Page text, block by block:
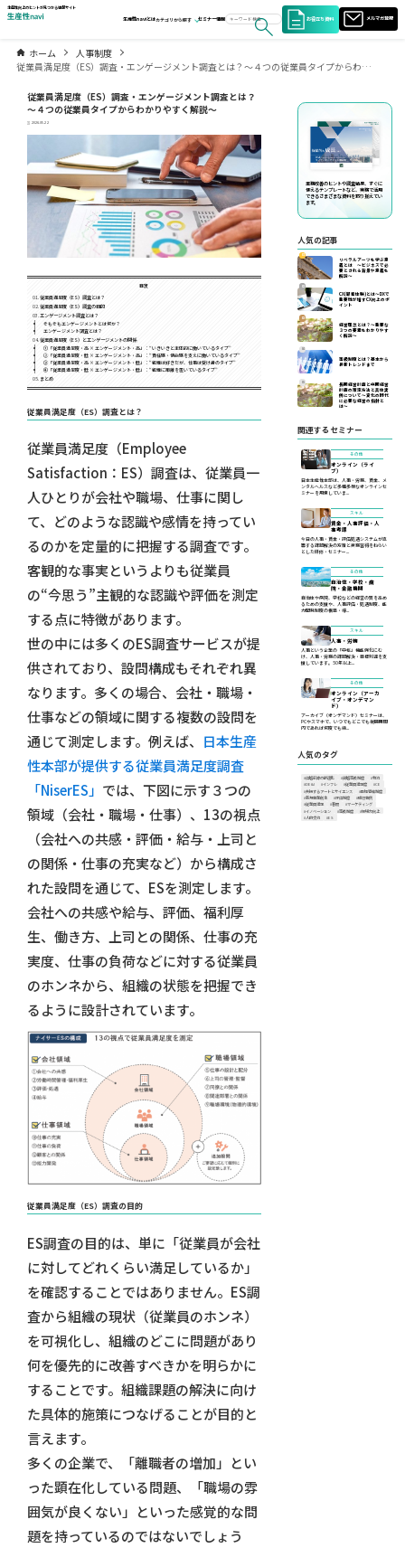
生産性向上のヒントが見つかる情報サイト
生産性naviとはカテゴリから探す セミナー情報 お役立ち資料 メルマガ登録
ホーム
人事制度
従業員満足度（ES）調査・エンゲージメント調査とは？～４つの従業員タイプからわかりやすく解説～
従業員満足度（ES）調査・エンゲージメント調査とは？
～４つの従業員タイプからわかりやすく解説～
2026.05.22
目次
従業員満足度（ES）調査とは？
従業員満足度（ES）調査の目的
エンゲージメント調査とは？
そもそもエンゲージメントとは何か？
エンゲージメント調査とは？
従業員満足度（ES）とエンゲージメントの関係
①「従業員満足度・高 × エンゲージメント・高」：“いきいきと主体的に働いているタイプ”
②「従業員満足度・低 × エンゲージメント・高」：“責任感・使命感を支えに働いているタイプ”
③「従業員満足度・高 × エンゲージメント・低」：“組織は好きだが、仕事は受け身のタイプ”
④「従業員満足度・低 × エンゲージメント・低」：“組織に距離を置いているタイプ”
まとめ
従業員満足度（ES）調査とは？
従業員満足度（Employee
Satisfaction：ES）調査は、従業員一
人ひとりが会社や職場、仕事に関し
て、どのような認識や感情を持ってい
るのかを定量的に把握する調査です。
客観的な事実というよりも従業員
の“今思う”主観的な認識や評価を測定
する点に特徴があります。
世の中には多くのES調査サービスが提
供されており、設問構成もそれぞれ異
なります。多くの場合、会社・職場・
仕事などの領域に関する複数の設問を
通じて測定します。例えば、 日本生産
性本部が提供する従業員満足度調査
「NiserES」 では、下図に示す３つの
領域（会社・職場・仕事）、13の視点
（会社への共感・評価・給与・上司と
の関係・仕事の充実など）から構成さ
れた設問を通じて、ESを測定します。
会社への共感や給与、評価、福利厚
生、働き方、上司との関係、仕事の充
実度、仕事の負荷などに対する従業員
のホンネから、組織の状態を把握でき
るように設計されています。
従業員満足度（ES）調査の目的
ES調査の目的は、単に「従業員が会社
に対してどれくらい満足しているか」
を確認することではありません。ES調
査から組織の現状（従業員のホンネ）
を可視化し、組織のどこに問題があり
何を優先的に改善すべきかを明らかに
することです。組織課題の解決に向け
た具体的施策につなげることが目的と
言えます。
多くの企業で、「離職者の増加」とい
った顕在化している問題、「職場の雰
囲気が良くない」といった感覚的な問
題を持っているのではないでしょう
業務改善のヒントや調査結果、すぐに
使えるテンプレートなど、実務で活用
できるさまざまな資料を取り揃えてい
ます。
人気の記事
01
リベラルアーツを学ぶ意
義とは ～ビジネスで必
要とされる背景や意義を
解説～
02
CX(顧客体験)とは～DXで
重要性が増すCX向上のポ
イント
03
経営理念とは？～重要な
３つの要素をわかりやす
く解説～
等級制度とは？基本から
最新トレンドまで
05
長期経営計画と中期経営
計画の策定方法と具体実
例について〜変化の時代
に必要な経営の指針と
は〜
関連するセミナー
その他
オンライン（ライ
ブ）
日本生産性本部は、人事・労務、賃金、メ
ンタルヘルスなど多種多様なオンラインセ
ミナーを用意していま...
スキル
賃金・人事評価・人
事考課
今日の人事・賃金・評価処遇システムが直
面する課題解決の方策と実務習得をねらい
とした研修・セミナー...
その他
自治体・学校・病
院・金融機関
自治体や病院、学校などの経営の質を高め
るための支援や、人事評価・処遇制度、能
力開発制度の構築・導...
スキル
人事・労務
人事という企業の「中枢」機能強化にむ
け、人事・労務の課題解決・目標到達を支
援しています。50年以上...
その他
オンライン（アーカ
イブ・オンデマン
ド）
アーカイブ（オンデマンド）セミナーは、
PCやスマホで、いつでもどこでも視聴期間
内であれば何度でも繰...
人気のタグ
#価格転嫁の最適化 #資格等級制度
#物流
#DE&I
#インフレ #従業員満足度
#CE
#共振するアートとサイエンス
#目標管理制度
#新規事業創生
#評価制度
#成功事例
#従業員満足
#春闘
#マーケティング
#イノベーション
#等級制度
#現場力向上
#人的交流
#ES